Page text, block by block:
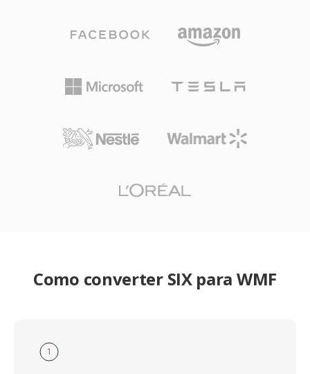
Como converter SIX para WMF
1